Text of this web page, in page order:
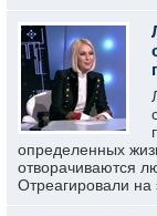
определенных
отворачиваются
Отреагировали на